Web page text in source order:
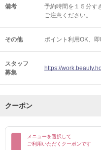
備考
予約時間を１５分す
ご注意ください。
その他 ポイント利用OK
スタッフ
募集
https://
クーポン
メニューを選択して
ご利用いただくクーポンです